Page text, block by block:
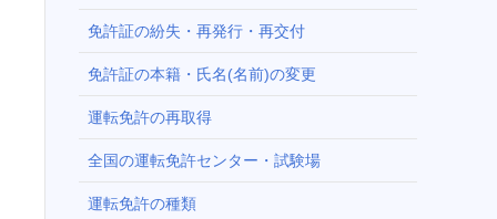
免許証の紛失・再発行・再交付
免許証の本籍・氏名(名前)の変更
運転免許の再取得
全国の運転免許センター・試験場
運転免許の種類